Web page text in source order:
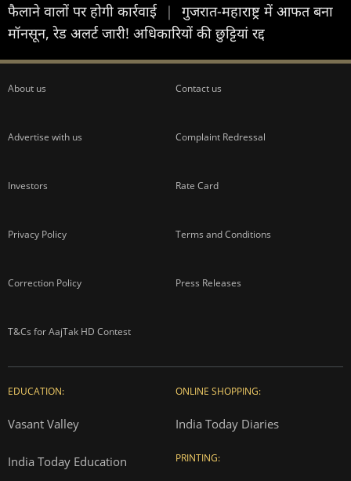
फैलाने वालों पर होगी कार्रवाई
|
गुजरात-महाराष्ट्र में आफत बना
मॉनसून, रेड अलर्ट जारी! अधिकारियों की छुट्टियां रद्द
About us Contact us
Advertise with us Complaint Redressal
Investors Rate Card
Privacy Policy Terms and Conditions
Correction Policy Press Releases
T&Cs for AajTak HD Contest
EDUCATION:
Vasant Valley
India Today Education
ONLINE SHOPPING:
India Today Diaries
PRINTING: